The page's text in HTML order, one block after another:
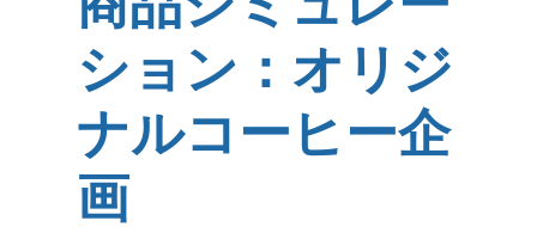
ション：オリジ
ナルコーヒー企
画